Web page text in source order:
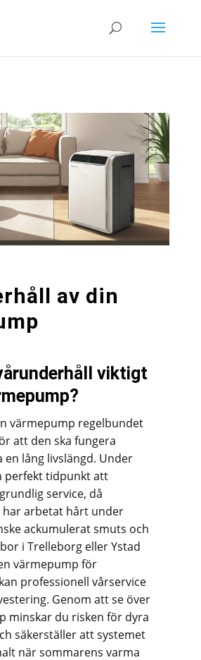
av din
viktigt
värmepump regelbundet
att den ska fungera
en lång livslängd. Under
perfekt tidpunkt att
service, då
arbetat hårt under
ackumulerat smuts och
i Trelleborg eller Ystad
värmepump för
professionell vårservice
Genom att se över
minskar du risken för dyra
säkerställer att systemet
när sommarens varma